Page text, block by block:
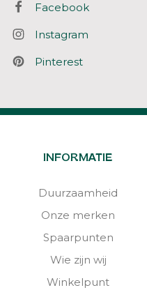
Facebook
Instagram
Pinterest
INFORMATIE
Duurzaamheid
Onze merken
Spaarpunten
Wie zijn wij
Winkelpunt